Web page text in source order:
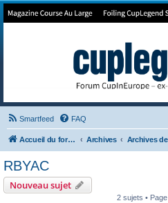
Forum de Cup In Europe
Smartfeed FAQ
Accueil du forum Archives
RBYAC
Nouveau sujet
2 sujets • Page